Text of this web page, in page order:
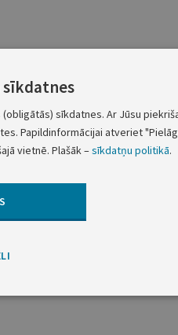
sīkdatnes. Ar Jūsu
Papildinformācijai atveriet
vietnē. Plašāk –sīkdatņu politikā.